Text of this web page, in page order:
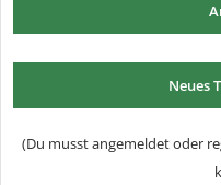
Neues
(Du musst angemeldet oder